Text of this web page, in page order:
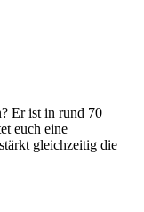
Er ist in rund 70
euch eine
gleichzeitig die